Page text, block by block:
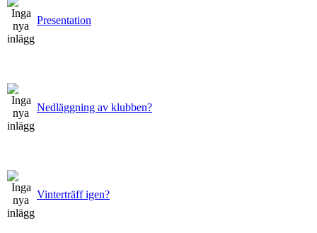
Presentation
Nedläggning av klubben?
Vinterträff igen?